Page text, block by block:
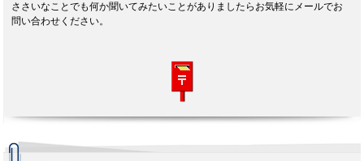
ささいなことでも何か聞いてみたいことがありましたらお気軽にメールでお
問い合わせください。